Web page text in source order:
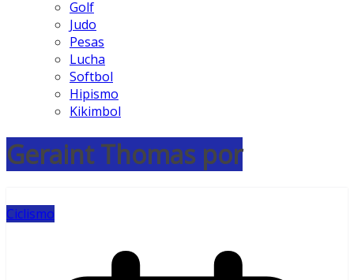
Golf
Judo
Pesas
Lucha
Softbol
Hipismo
Kikimbol
Geraint Thomas por
Ciclismo